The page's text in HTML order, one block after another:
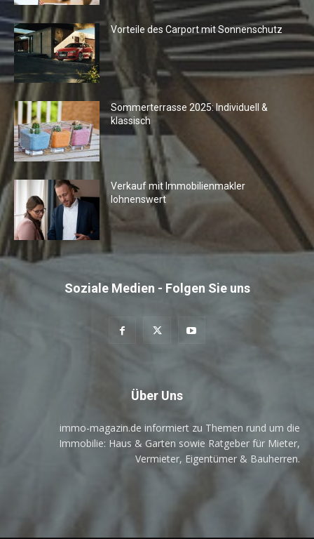
Vorteile des Carport mit Sonnenschutz
Sommerterrasse 2025: Individuell &
klassisch
Verkauf mit Immobilienmakler
lohnenswert
Soziale Medien - Folgen Sie uns
Über Uns
immo-magazin.de informiert zu Themen rund um die
Immobilie: Haus & Garten sowie Ratgeber für Mieter,
Vermieter, Eigentümer & Bauherren.